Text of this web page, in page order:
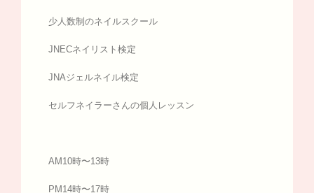
少人数制のネイルスクール
JNECネイリスト検定
JNAジェルネイル検定
セルフネイラーさんの個人レッスン
AM10時〜13時
PM14時〜17時